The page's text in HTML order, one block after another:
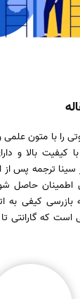
را با متون
کیفیت بالا و
ترجمه پس از
اطمینان حاصل
کیفی به
که گارانتی تا